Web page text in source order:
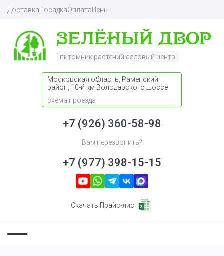
ДоставкаПосадкаОплата Цены
питомник растений садовый центр
Московская область, Раменский
район, 10-й км Володарского шоссе
схема проезда
+7 (926) 360-58-98
Вам перезвонить?
+7 (977) 398-15-15
Скачать Прайс-лист